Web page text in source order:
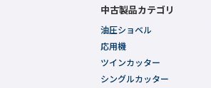
中古製品カテゴリ
油圧ショベル
応用機
ツインカッター
シングルカッター